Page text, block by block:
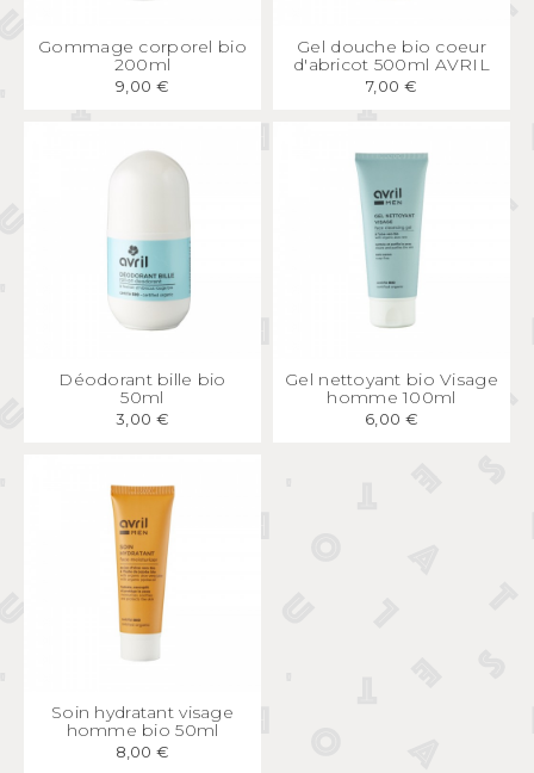
APERÇU RAPIDE
Gommage corporel bio
200ml
9,00 €
APERÇU
Gel douche bio coeur
d'abricot 500ml AVRIL
7,00 €
APERÇU RAPIDE
Déodorant bille bio
50ml
3,00 €
APERÇU RAPIDE
Gel nettoyant bio Visage
homme 100ml
6,00 €
APERÇU RAPIDE
Soin hydratant visage
homme bio 50ml
8,00 €